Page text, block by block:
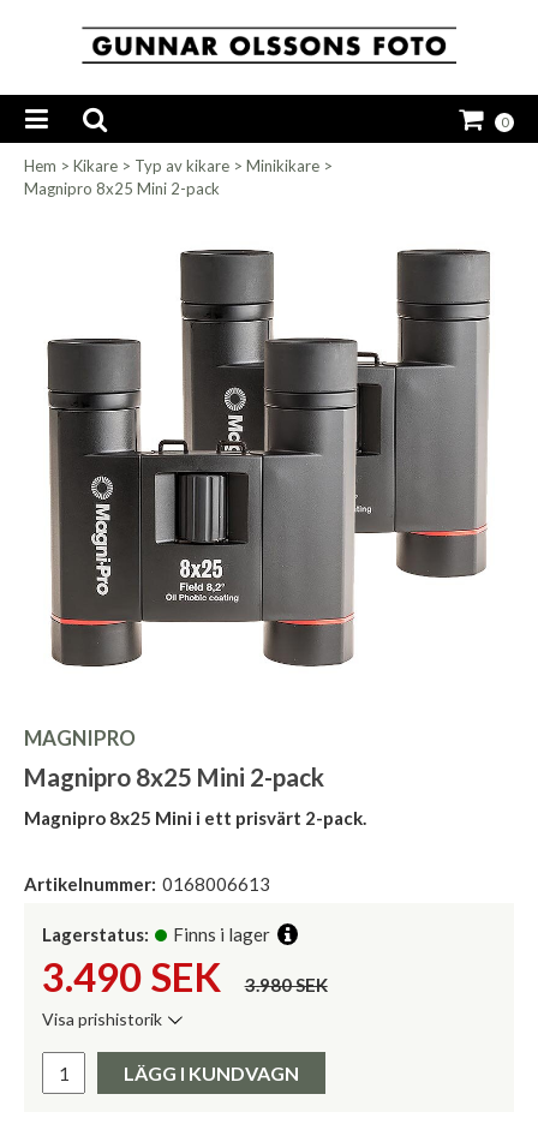
0
Hem > Kikare > Typ av kikare > Minikikare >
Magnipro 8x25 Mini 2-pack
MAGNIPRO
Magnipro 8x25 Mini 2-pack
Magnipro 8x25 Mini i ett prisvärt 2-pack.
Artikelnummer: 0168006613
Lagerstatus: Finns i lager
3.490 SEK 3.980 SEK
Visa prishistorik
Pris:
LÄGG I KUNDVAGN